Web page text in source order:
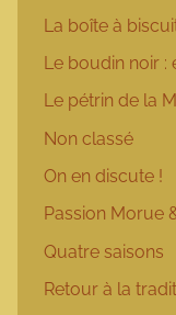
La boîte à
Le boudin noir :
Le pétrin de la
Non classé
On en discute !
Passion Morue
Quatre saisons
Retour à la